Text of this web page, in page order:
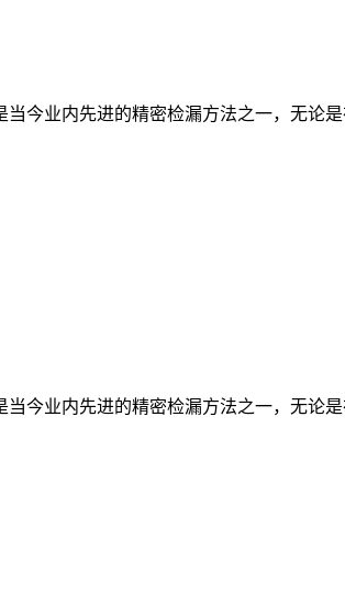
今业内先进的精密检漏方法之一，无论
今业内先进的精密检漏方法之一，无论